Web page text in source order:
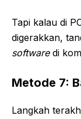
Tapi kalau di
digerakkan,
softwaredi
Metode 7:
Langkah